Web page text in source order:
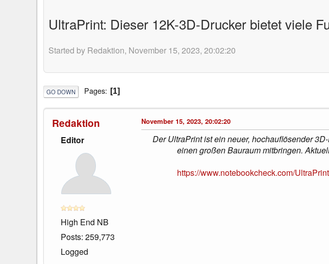
UltraPrint: Dieser 12K-3D-Drucker bietet viele
Started by Redaktion, November 15, 2023, 20:02:20
GO DOWN Pages 1
Redaktion
Editor
High End NB
Posts: 259,773
Logged
November 15, 2023, 20:02:20
Der UltraPrint ist ein neuer, hochauflösender
einen großen Bauraum mitbringen.
https://www.notebookcheck.com/